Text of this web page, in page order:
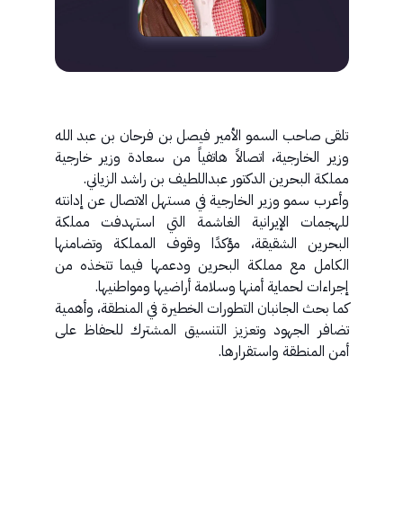
تلقى صاحب السمو الأمير فيصل بن فرحان بن عبد الله
وزير الخارجية، اتصالاً هاتفياً من سعادة وزير خارجية
مملكة البحرين الدكتور عبداللطيف بن راشد الزياني.
وأعرب سمو وزير الخارجية في مستهل الاتصال عن إدانته
للهجمات الإيرانية الغاشمة التي استهدفت مملكة
البحرين الشقيقة، مؤكدًا وقوف المملكة وتضامنها
الكامل مع مملكة البحرين ودعمها فيما تتخذه من
إجراءات لحماية أمنها وسلامة أراضيها ومواطنيها.
كما بحث الجانبان التطورات الخطيرة في المنطقة، وأهمية
تضافر الجهود وتعزيز التنسيق المشترك للحفاظ على
أمن المنطقة واستقرارها.